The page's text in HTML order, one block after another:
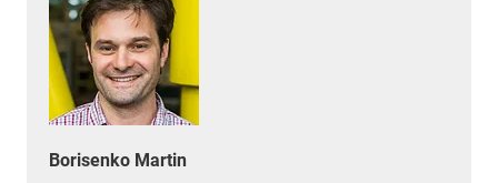
Borisenko Martin